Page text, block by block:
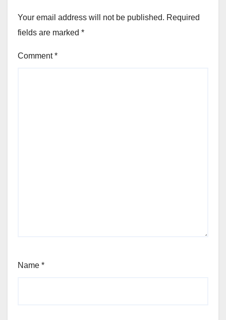
Your email address will not be published. Required
fields are marked *
Comment*
Name *